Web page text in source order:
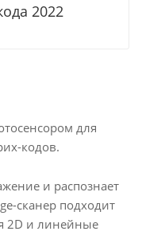
2022
для
кодов.
и распознает
сканер подходит
2D и линейные